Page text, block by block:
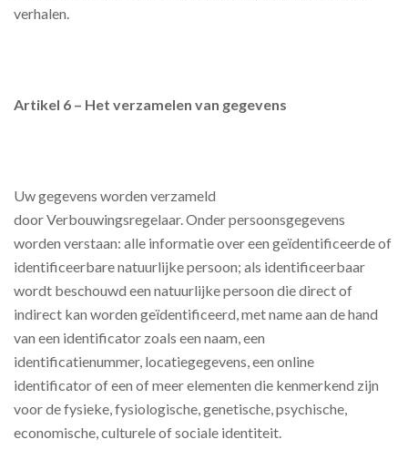
verhalen.
Artikel 6 – Het verzamelen van gegevens
Uw gegevens worden verzameld
door Verbouwingsregelaar. Onder persoonsgegevens
worden verstaan: alle informatie over een geïdentificeerde of
identificeerbare natuurlijke persoon; als identificeerbaar
wordt beschouwd een natuurlijke persoon die direct of
indirect kan worden geïdentificeerd, met name aan de hand
van een identificator zoals een naam, een
identificatienummer, locatiegegevens, een online
identificator of een of meer elementen die kenmerkend zijn
voor de fysieke, fysiologische, genetische, psychische,
economische, culturele of sociale identiteit.